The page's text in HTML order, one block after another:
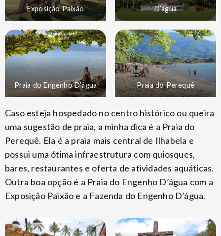
Exposição Paixão
D’água
Praia do Engenho D’água Praia do Perequê
Caso esteja hospedado no centro histórico ou queira
uma sugestão de praia, a minha dica é a Praia do
Perequê. Ela é a praia mais central de Ilhabela e
possui uma ótima infraestrutura com quiosques,
bares, restaurantes e oferta de atividades aquáticas.
Outra boa opção é a Praia do Engenho D’água com a
Exposição Paixão e a Fazenda do Engenho D’água.